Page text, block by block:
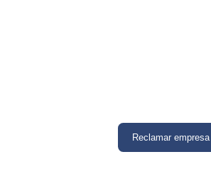
Reclamar empresa